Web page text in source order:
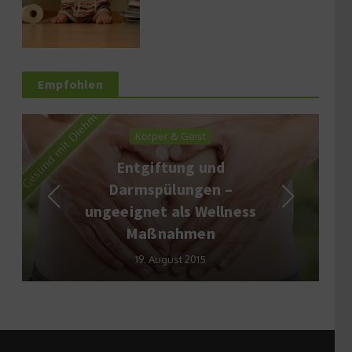
Empfohlen
Körper & Geist
Entgiftung und
Darmspülungen –
ungeeignet als Wellness
Maßnahmen
19. August 2015